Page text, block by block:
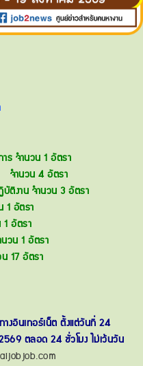
ร จำนวน 1 อัตรา
จำนวน 4 อัตรา
บัติงาน จำนวน 3 อัตรา
1 อัตรา
1 อัตรา
วน 1 อัตรา
17 อัตรา
งอินเทอร์เน็ต ตั้งแต่วันที่ 24
ตลอด 24 ชั่วโมง ไม่เว้นวัน